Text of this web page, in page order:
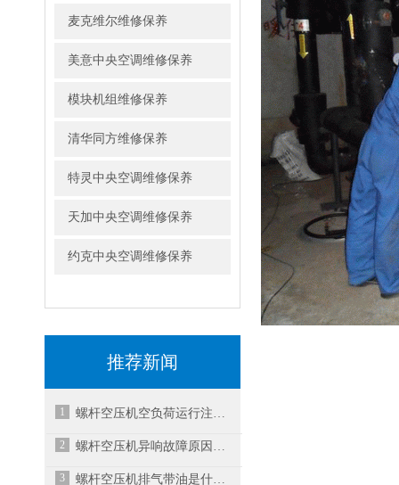
麦克维尔维修保养
美意中央空调维修保养
模块机组维修保养
清华同方维修保养
特灵中央空调维修保养
天加中央空调维修保养
约克中央空调维修保养
推荐新闻
1 螺杆空压机空负荷运行注意事项
2 螺杆空压机异响故障原因与解决方案之二
3 螺杆空压机排气带油是什么原因？